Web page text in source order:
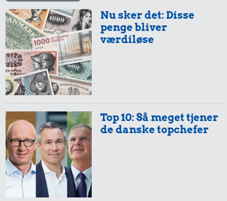
Nu sker det: Disse
penge bliver
værdiløse
Top 10: Så meget tjener
de danske topchefer